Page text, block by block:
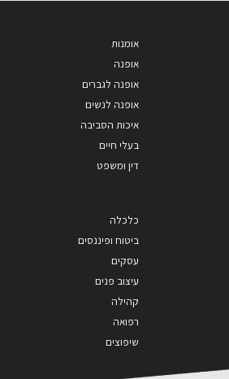
אומנות
אופנה
אופנה לגברים
אופנה לנשים
איכות הסביבה
בעלי חיים
דין ומשפט
כלכלה
ביטוח ופיננסים
עסקים
עיצוב פנים
קהילה
רפואה
שיפוצים